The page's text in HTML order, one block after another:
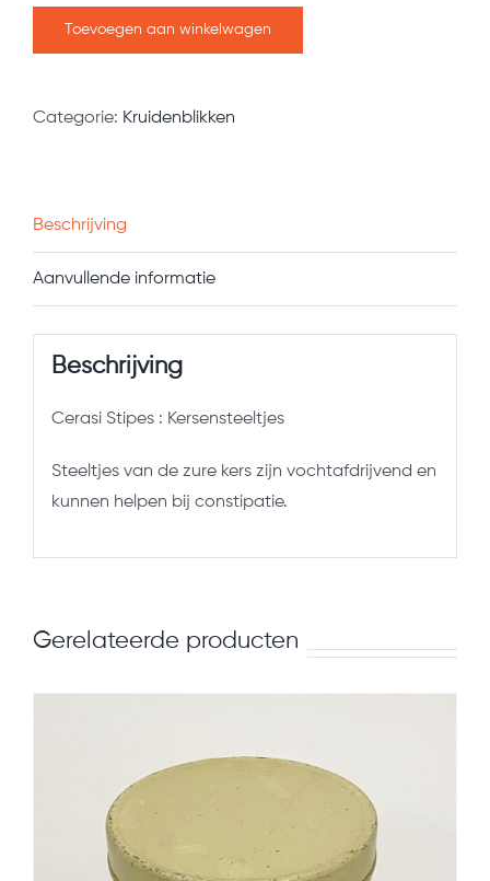
Cerasi
Stipes
Toevoegen aan winkelwagen
Categorie: Kruidenblikken
Beschrijving
Aanvullende informatie
Beschrijving
Cerasi Stipes : Kersensteeltjes
Steeltjes van de zure kers zijn vochtafdrijvend en
kunnen helpen bij constipatie.
Gerelateerde producten